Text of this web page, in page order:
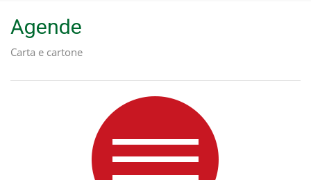
Agende
Carta e cartone